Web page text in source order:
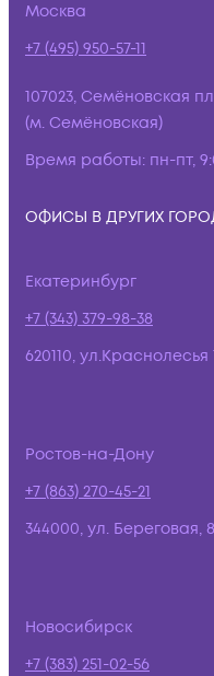
Москва
+7 (495) 950-57-11
107023, Семёновская
(м. Семёновская)
Время работы: пн-пт,
ОФИСЫ В ДРУГИХ
Екатеринбург
+7 (343) 379-98-38
620110,
Ростов-на-Дону
+7 (863) 270-45-21
344000, ул. Береговая,
Новосибирск
+7 (383) 251-02-56